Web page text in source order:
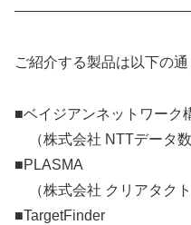
ご紹介する製品は以下の通
■ベイジアンネットワー
（株式会社 NTTデータ数
■PLASMA
（株式会社 クリアタクト
■TargetFinder